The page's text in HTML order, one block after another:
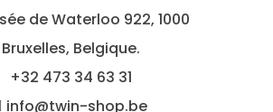
de Waterloo 922, 1000
Bruxelles, Belgique.
+32 473 34 63 31
info@twin-shop.be